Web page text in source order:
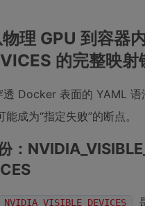
理 GPU 到容器
的完整映射
Docker 表面的 YAML
成为“指定失败”的断点。
：
NVIDIA_VISIBLE_DEVICES